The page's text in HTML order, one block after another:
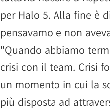
per Halo 5. Alla fine è
pensavamo e non
"Quando abbiamo
crisi con il team. Crisi
un momento in cui la
più disposta ad